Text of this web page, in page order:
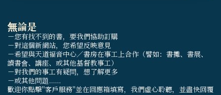
無論是
－您有找不到的書，要我們協助訂購
－對這個新網站，您希望反映意見
－希望與天道福音中心／書房在事工上合作（譬如：書攤、書展、
讀書會、講座、或其他基督教事工）
－對我們的事工有疑問，想了解更多
－或其他問題......
歡迎你點擊"客戶服務"並在回應箱填寫，我們虛心聆聽，並盡快回覆